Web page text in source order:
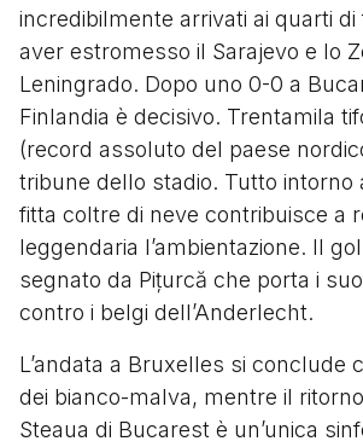
incredibilmente arrivati ai quarti di
aver estromesso il Sarajevo e lo
Leningrado. Dopo uno 0-0 a
Finlandia è decisivo. Trentamila
(record assoluto del paese
tribune dello stadio. Tutto intorno
fitta coltre di neve contribuisce a
leggendaria l’ambientazione. Il
segnato da Pițurcă che porta i
contro i belgi dell’Anderlecht.
L’andata a Bruxelles si conclude
dei bianco-malva, mentre il
Steaua di Bucarest è un’unica